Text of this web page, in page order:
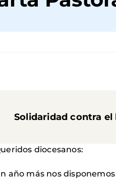
de
Solidaridad contra
diocesanos:
año más nos